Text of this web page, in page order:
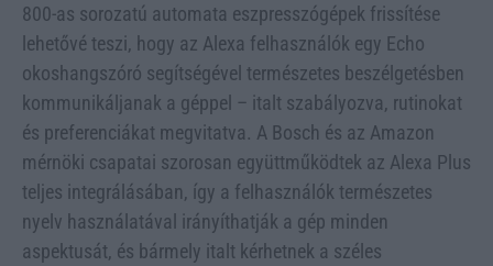
800-as sorozatú automata eszpresszógépek frissítése
lehetővé teszi, hogy az Alexa felhasználók egy Echo
okoshangszóró segítségével természetes beszélgetésben
kommunikáljanak a géppel – italt szabályozva, rutinokat
és preferenciákat megvitatva. A Bosch és az Amazon
mérnöki csapatai szorosan együttműködtek az Alexa Plus
teljes integrálásában, így a felhasználók természetes
nyelv használatával irányíthatják a gép minden
aspektusát, és bármely italt kérhetnek a széles